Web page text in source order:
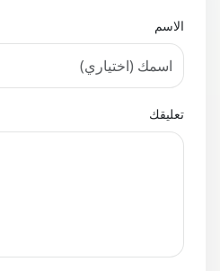
الاسم
تعليقك